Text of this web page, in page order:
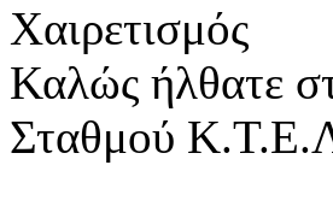
Χαιρετισμός
Καλώς ήλθατε
Σταθμού